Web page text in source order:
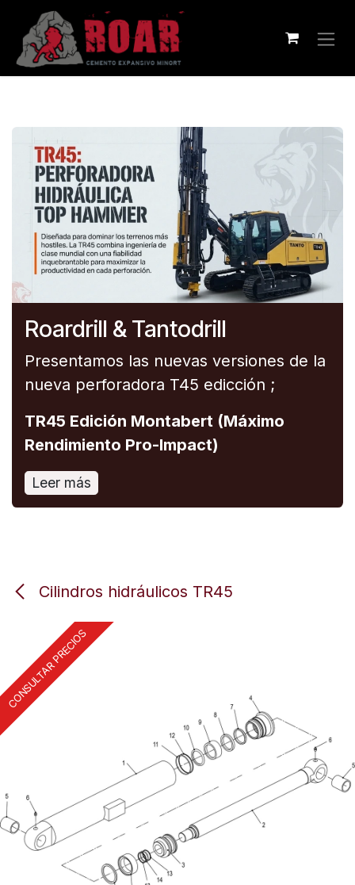
Ir al contenido
Roardrill & Tantodrill
Presentamos las nuevas versiones de la
nueva perforadora T45 edicción ;
TR45 Edición Montabert (Máximo
Rendimiento Pro-Impact)
Leer más
Cilindros hidráulicos TR45
CONSULTAR PRECIOS